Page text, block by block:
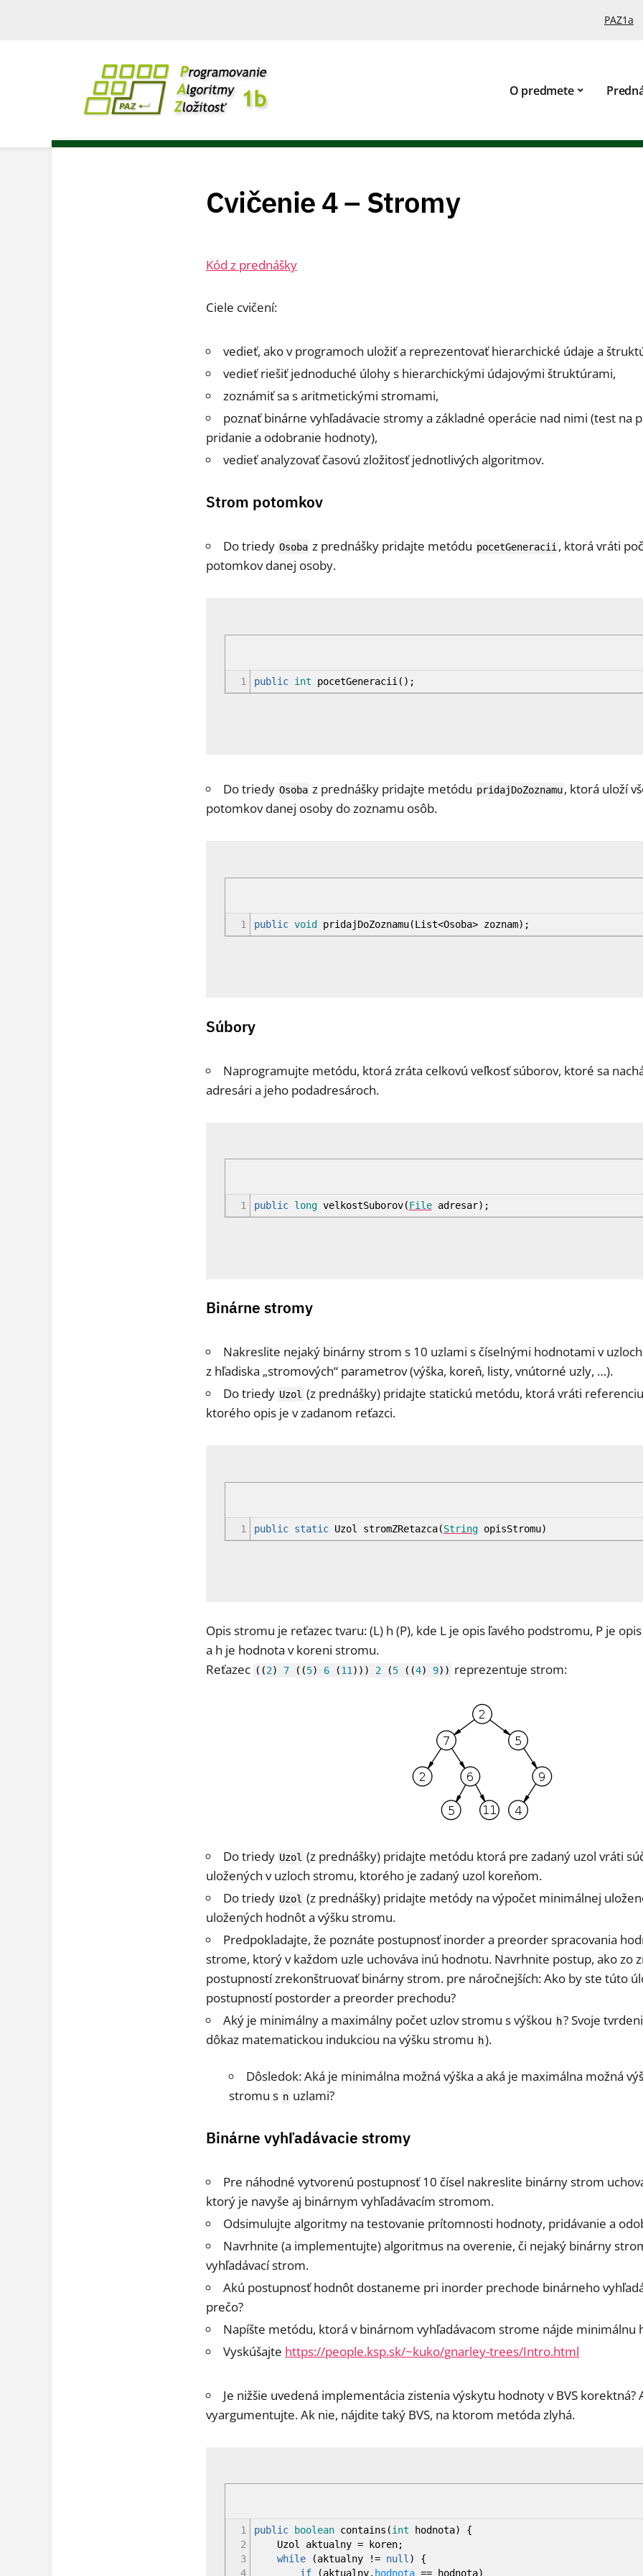
PAZ1a
O predmete
Cvičenie 4 – Stromy
Kód z prednášky
Ciele cvičení:
vedieť, ako v programoch uložiť a reprezentovať hierarchické údaje a
vedieť riešiť jednoduché úlohy s hierarchickými údajovými štruktúrami,
zoznámiť sa s aritmetickými stromami,
poznať binárne vyhľadávacie stromy a základné operácie nad nimi (test na
pridanie a odobranie hodnoty),
vedieť analyzovať časovú zložitosť jednotlivých algoritmov.
Strom potomkov
Do triedy Osoba z prednášky pridajte metódu pocetGeneracii, ktorá vráti
potomkov danej osoby.
1 public int pocetGeneracii ( ) ;
Do triedy Osoba z prednášky pridajte metódu pridajDoZoznamu, ktorá uloží
potomkov danej osoby do zoznamu osôb.
1 public void pridajDoZoznamu(List<Osoba>zoznam) ;
Súbory
Naprogramujte metódu, ktorá zráta celkovú veľkosť súborov, ktoré sa
adresári a jeho podadresároch.
1 public longvelkostSuborov(Fileadresar) ;
Binárne stromy
Nakreslite nejaký binárny strom s 10 uzlami s číselnými hodnotami v
z hľadiska „stromových“ parametrov (výška, koreň, listy, vnútorné uzly, …).
Do triedy Uzol (z prednášky) pridajte statickú metódu, ktorá vráti
ktorého opis je v zadanom reťazci.
1 public staticUzol stromZRetazca(StringopisStromu)
Opis stromu je reťazec tvaru: (L) h (P), kde L je opis ľavého podstromu, P je
a h je hodnota v koreni stromu.
Reťazec ( (2) 7 ( (5) 6 (11 ) ) ) 2 (5 ( (4) 9) ) reprezentuje strom:
Do triedy Uzol (z prednášky) pridajte metódu ktorá pre zadaný uzol vráti
uložených v uzloch stromu, ktorého je zadaný uzol koreňom.
Do triedy Uzol (z prednášky) pridajte metódy na výpočet minimálnej
uložených hodnôt a výšku stromu.
Predpokladajte, že poznáte postupnosť inorder a preorder spracovania
strome, ktorý v každom uzle uchováva inú hodnotu. Navrhnite postup, ako zo
postupností zrekonštruovať binárny strom. pre náročnejších: Ako by ste túto
postupností postorder a preorder prechodu?
Aký je minimálny a maximálny počet uzlov stromu s výškou h? Svoje
dôkaz matematickou indukciou na výšku stromu h).
Dôsledok: Aká je minimálna možná výška a aká je maximálna možná
stromu s n uzlami?
Binárne vyhľadávacie stromy
Pre náhodné vytvorenú postupnosť 10 čísel nakreslite binárny strom
ktorý je navyše aj binárnym vyhľadávacím stromom.
Odsimulujte algoritmy na testovanie prítomnosti hodnoty, pridávanie a
Navrhnite (a implementujte) algoritmus na overenie, či nejaký binárny
vyhľadávací strom.
Akú postupnosť hodnôt dostaneme pri inorder prechode binárneho
prečo?
Napíšte metódu, ktorá v binárnom vyhľadávacom strome nájde minimálnu
Vyskúšajte https://people.ksp.sk/~kuko/gnarley-trees/Intro.html
Je nižšie uvedená implementácia zistenia výskytu hodnoty v BVS korektná?
vyargumentujte. Ak nie, nájdite taký BVS, na ktorom metóda zlyhá.
1
2
3
4
public booleancontains (int hodnota)
{
Uzol aktualny =koren;
while
(aktualny != null)
{
if
(aktualny. hodnota ==hodnota)